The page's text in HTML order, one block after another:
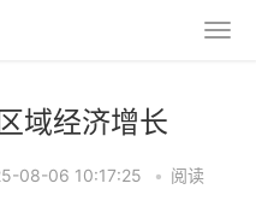
域经济增长
08-06 10:17:25 • 阅读